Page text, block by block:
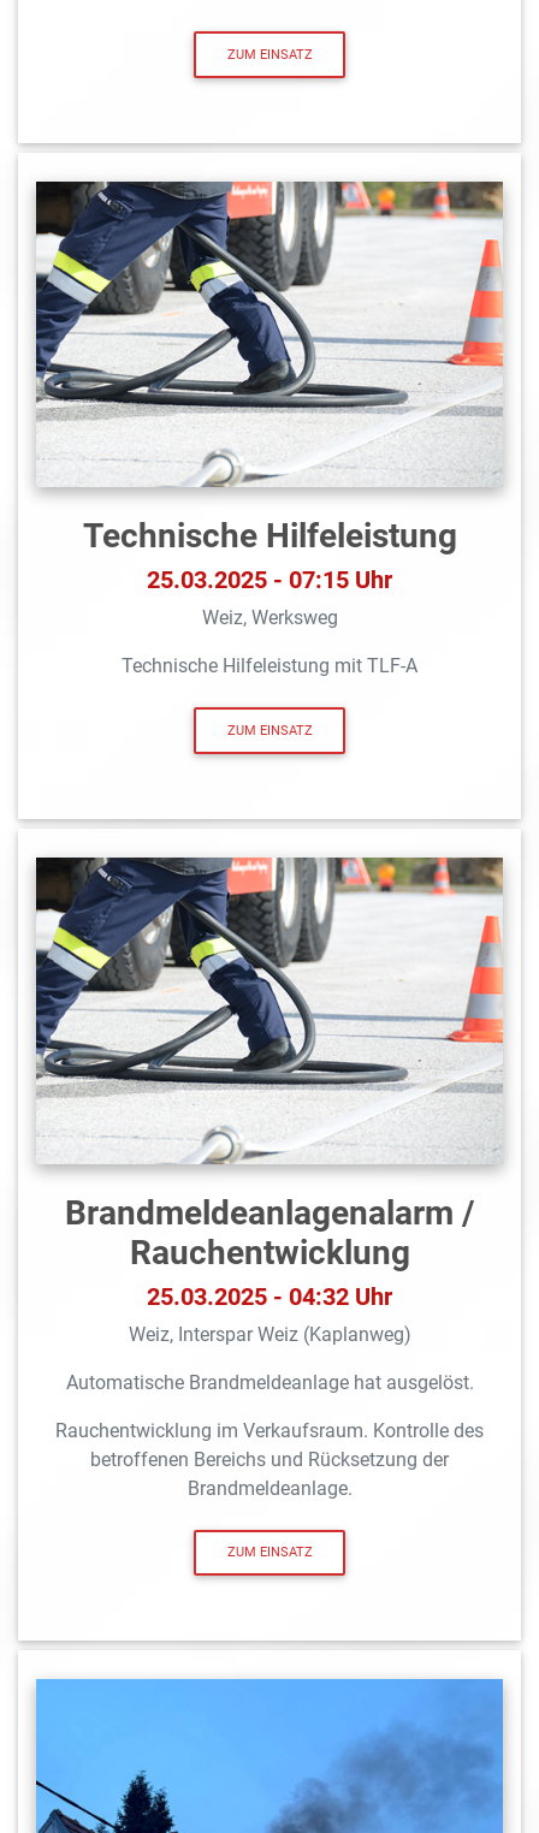
ZUM EINSATZ
Technische Hilfeleistung
25.03.2025 - 07:15 Uhr
Weiz, Werksweg
Technische Hilfeleistung mit TLF-A
ZUM EINSATZ
Brandmeldeanlagen­alarm /
Rauchentwicklung
25.03.2025 - 04:32 Uhr
Weiz, Interspar Weiz (Kaplanweg)
Automatische Brandmeldeanlage hat ausgelöst.
Rauchentwicklung im Verkaufsraum. Kontrolle des
betroffenen Bereichs und Rücksetzung der
Brandmeldeanlage.
ZUM EINSATZ